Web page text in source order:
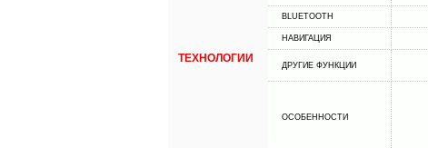
ТЕХНОЛОГИИ
BLUETOOTH
НАВИГАЦИЯ
ДРУГИЕ ФУНКЦИИ
ОСОБЕННОСТИ